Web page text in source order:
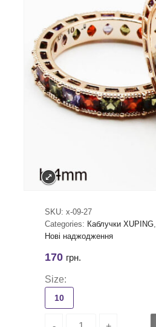
SKU: x-09-27
Categories: Каблучки XUPING,
Нові наджодження
170 грн.
Size:
10